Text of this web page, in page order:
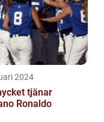
2024
tjänar
Ronaldo